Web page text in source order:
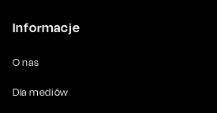
Informacje
O nas
Dla mediów